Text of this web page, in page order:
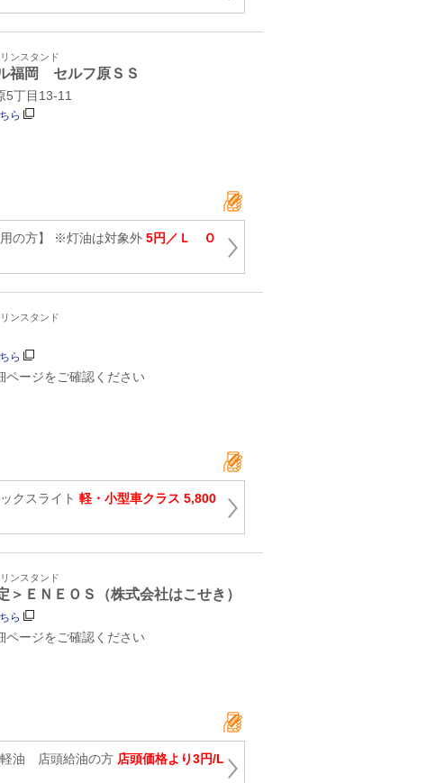
ンスタンド
福岡 セルフ原ＳＳ
5丁目13-11
ら
用の方】 ※灯油は対象外 5円／Ｌ Ｏ
ンスタンド
ら
ページをご確認ください
クスライト 軽・小型車クラス 5,800
ンスタンド
ＥＮＥＯＳ（株式会社はこせき）
ら
ページをご確認ください
軽油 店頭給油の方 店頭価格より3円/L